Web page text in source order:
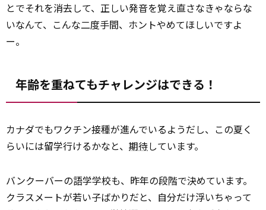
とでそれを消去して、正しい発音を覚え直さなきゃならな
いなんて、こんな二度手間、ホントやめてほしいですよ
ー。
年齢を重ねてもチャレンジはできる！
カナダでもワクチン接種が進んでいるようだし、この夏く
らいには留学行けるかなと、 期待しています。
バンクーバーの語学学校も、昨年の段階で決めています。
クラスメートが若い子ばかりだと、自分だけ浮いちゃって